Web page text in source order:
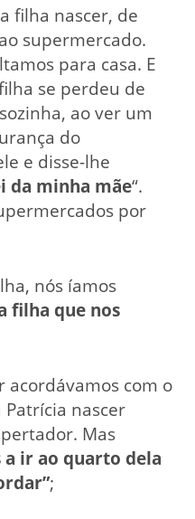
filha nascer, de
supermercado.
para casa. E
se perdeu de
ao ver um
do
e disse-lhe
da minha mãe“.
por
nós íamos
filha que nos
acordávamos com o
nascer
Mas
ir ao quarto dela
;